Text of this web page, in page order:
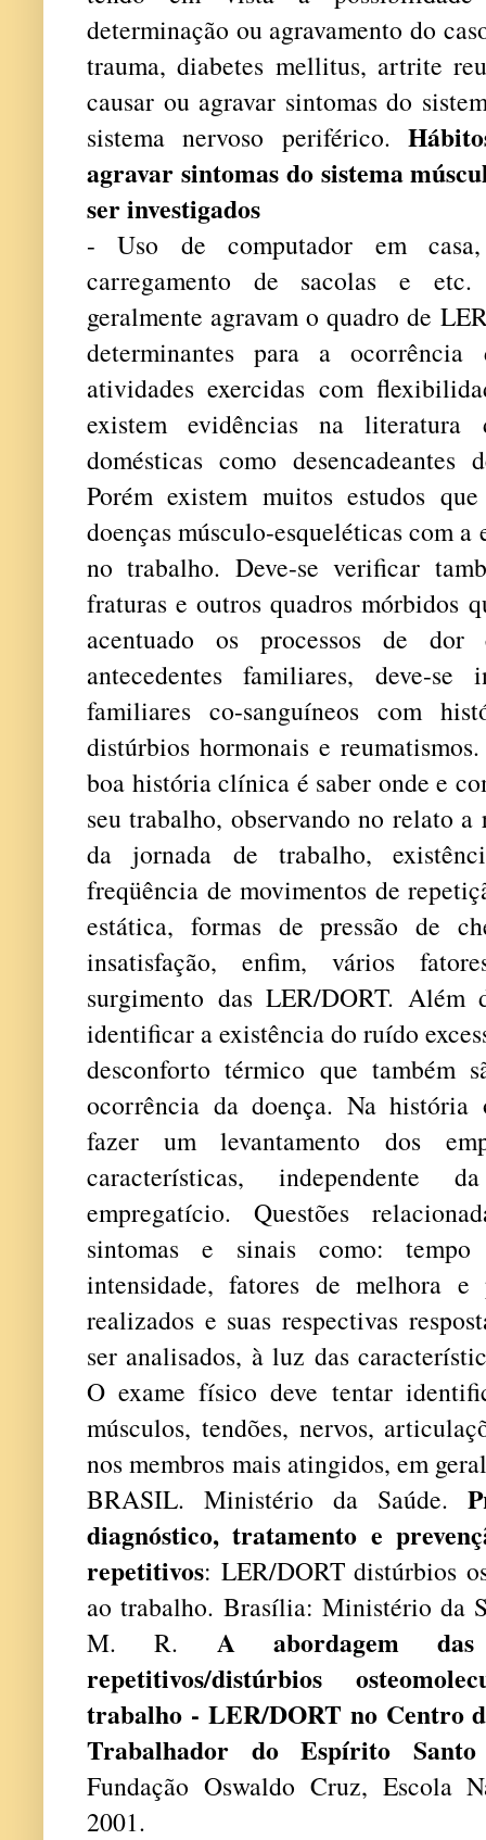
determinação ou agravamento do
trauma, diabetes mellitus, artrite
causar ou agravar sintomas do
sistema nervoso periférico.
agravar sintomas do sistema
ser investigados
- Uso de computador em
carregamento de sacolas e etc.
geralmente agravam o quadro de
determinantes para a
atividades exercidas com
existem evidências na literatura
domésticas como
Porém existem muitos estudos
doenças músculo-esqueléticas com
no trabalho. Deve-se verificar
fraturas e outros quadros mórbidos
acentuado os processos de
antecedentes familiares, deve-
familiares co-sanguíneos com
distúrbios hormonais e
boa história clínica é saber onde e
seu trabalho, observando no relato
da jornada de trabalho,
freqüência de movimentos de
estática, formas de pressão de
insatisfação, enfim, vários
surgimento das LER/DORT. Além
identificar a existência do ruído
desconforto térmico que também
ocorrência da doença. Na história
fazer um levantamento dos
características, independente
empregatício. Questões
sintomas e sinais como: tempo
intensidade, fatores de melhora
realizados e suas respectivas
ser analisados, à luz das
O exame físico deve tentar
músculos, tendões, nervos,
nos membros mais atingidos, em
BRASIL. Ministério da Saúde.
diagnóstico, tratamento e
repetitivos: LER/DORT distúrbios
ao trabalho. Brasília: Ministério da
M. R. A abordagem
repetitivos/distúrbios
trabalho - LER/DORT no Centro
Trabalhador do Espírito
Fundação Oswaldo Cruz, Escola
2001.